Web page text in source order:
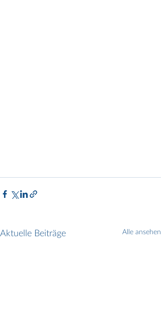
Aktuelle Beiträge Alle ansehen